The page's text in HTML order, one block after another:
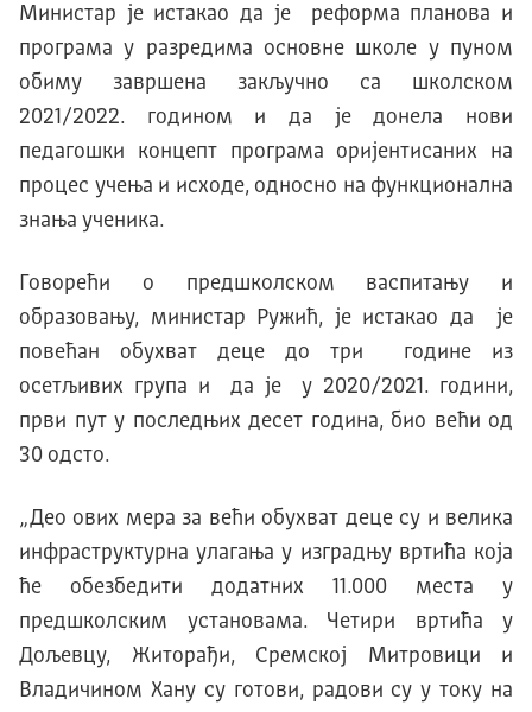
Министар је истакао да је реформа планова и
програма у разредима основне школе у пуном
обиму завршена закључно са школском
2021/2022. годином и да је донела нови
педагошки концепт програма оријентисаних на
процес учења и исходе, односно на функционална
знања ученика.
Говорећи о предшколском васпитању и
образовању, министар Ружић, је истакао да је
повећан обухват деце до три године из
осетљивих група и да је у 2020/2021. години,
први пут у последњих десет година, био већи од
30 одсто.
„Део ових мера за већи обухват деце су и велика
инфраструктурна улагања у изградњу вртића која
ће обезбедити додатних 11.000 места у
предшколским установама. Четири вртића у
Дољевцу, Житорађи, Сремској Митровици и
Владичином Хану су готови, радови су у току на